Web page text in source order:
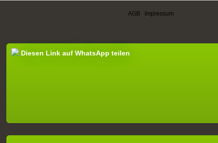
AGB Impressum
Diesen Link auf WhatsApp teilen